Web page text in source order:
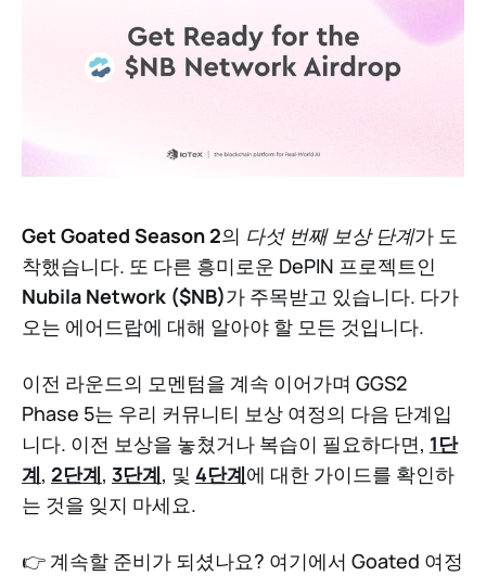
Get Goated Season 2의 다섯 번째 보상 단계가 도
착했습니다. 또 다른 흥미로운 DePIN 프로젝트인
Nubila Network ($NB)가 주목받고 있습니다. 다가
오는 에어드랍에 대해 알아야 할 모든 것입니다.
이전 라운드의 모멘텀을 계속 이어가며 GGS2
Phase 5는 우리 커뮤니티 보상 여정의 다음 단계입
니다. 이전 보상을 놓쳤거나 복습이 필요하다면, 1단
계, 2단계, 3단계, 및 4단계에 대한 가이드를 확인하
는 것을 잊지 마세요.
👉 계속할 준비가 되셨나요? 여기에서 Goated 여정